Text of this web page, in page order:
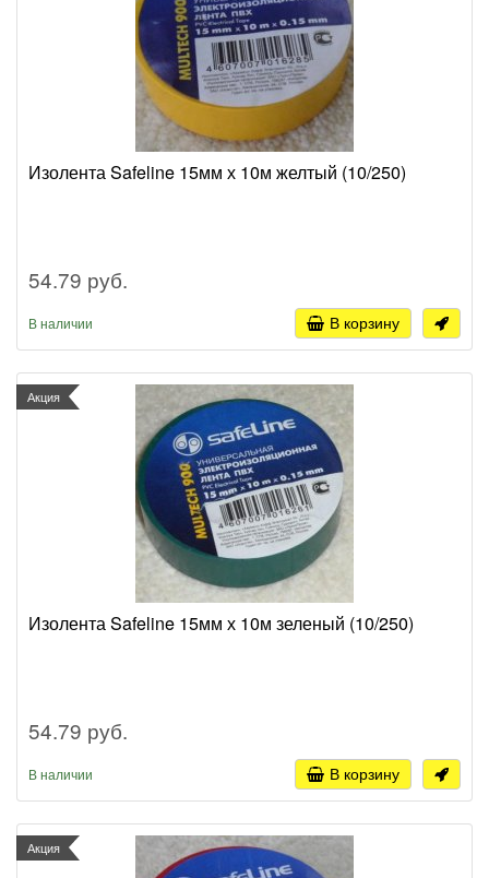
Изолента Safeline 15мм х 10м желтый (10/250)
54.79 руб.
В наличии В корзину
Акция
Изолента Safeline 15мм х 10м зеленый (10/250)
54.79 руб.
В наличии В корзину
Акция